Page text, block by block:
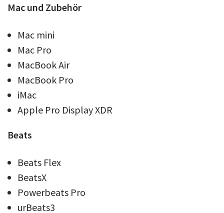
Mac und Zubehör
Mac mini
Mac Pro
MacBook Air
MacBook Pro
iMac
Apple Pro Display XDR
Beats
Beats Flex
BeatsX
Powerbeats Pro
urBeats3